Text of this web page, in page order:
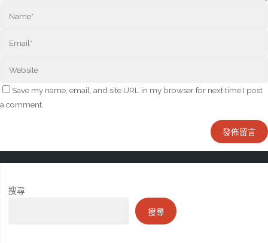
Save my name, email, and site URL in my browser for next time I post
a comment.
搜尋
搜尋